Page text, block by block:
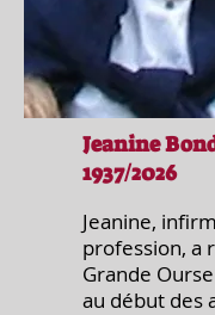
Jeanine
1937/2026
Jeanine,
profession, a
Grande
au début des